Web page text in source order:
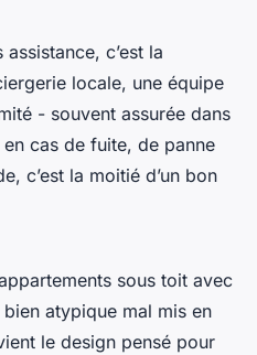
c’est la
locale, une équipe
- souvent assurée dans
cas de fuite, de panne
c’est la moitié d’un bon
sous toit avec
atypique mal mis en
le design pensé pour